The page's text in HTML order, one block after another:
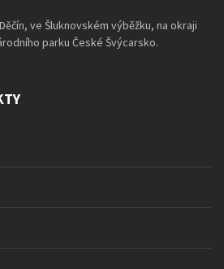
ve Šluknovském výběžku, na okraji
parku České Švýcarsko.